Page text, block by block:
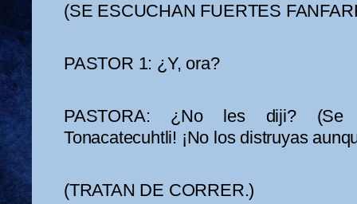
(SE ESCUCHAN FUERTES
PASTOR 1: ¿Y, ora?
PASTORA: ¿No les diji? (Se
Tonacatecuhtli! ¡No los distruyas
(TRATAN DE CORRER.)